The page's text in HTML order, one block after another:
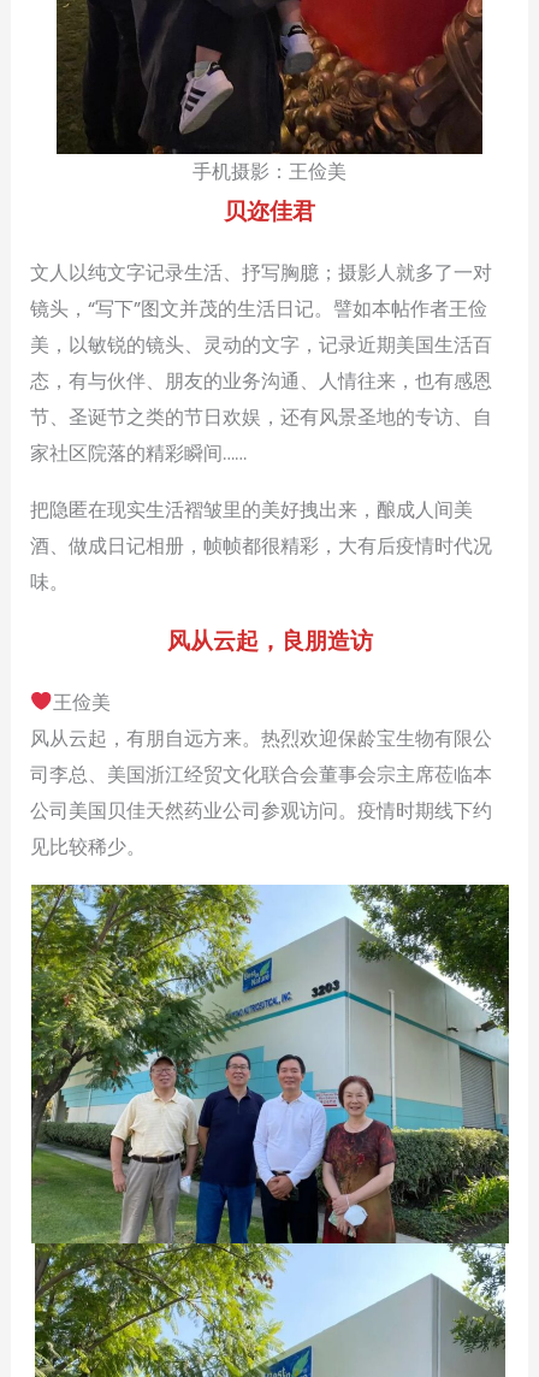
手机摄影：王俭美
贝迩佳君
文人以纯文字记录生活、抒写胸臆；摄影人就多了一对
镜头，“写下”图文并茂的生活日记。譬如本帖作者王俭
美，以敏锐的镜头、灵动的文字，记录近期美国生活百
态，有与伙伴、朋友的业务沟通、人情往来，也有感恩
节、圣诞节之类的节日欢娱，还有风景圣地的专访、自
家社区院落的精彩瞬间……
把隐匿在现实生活褶皱里的美好拽出来，酿成人间美
酒、做成日记相册，帧帧都很精彩，大有后疫情时代况
味。
风从云起，良朋造访
王俭美
风从云起，有朋自远方来。热烈欢迎保龄宝生物有限公
司李总、美国浙江经贸文化联合会董事会宗主席莅临本
公司美国贝佳天然药业公司参观访问。疫情时期线下约
见比较稀少。